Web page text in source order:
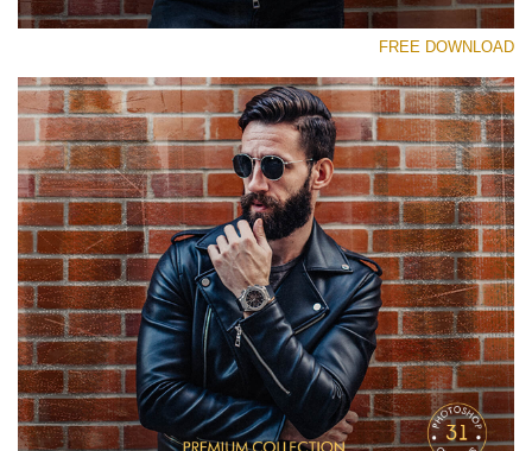
(31 Overlays)
Entire Collection
(1783 Overlays)
Large 6000*4000px
تنزيل مجاني
FREE DOWNLOAD